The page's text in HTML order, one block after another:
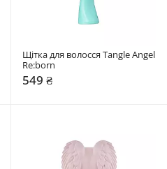
Щітка для волосся Tangle Angel
Re:born
549 ₴